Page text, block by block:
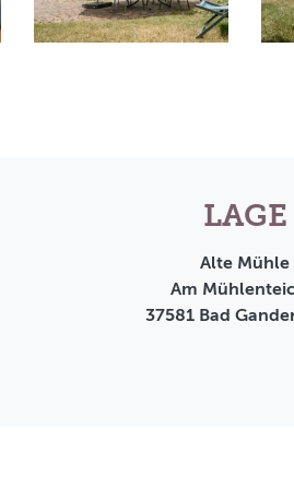
LAGE
Alte Mühle
Am
37581 Bad